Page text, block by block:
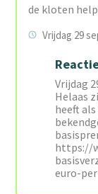
de kloten
Vrijdag 29
Vrijdag
Helaas
heeft
https://
euro-